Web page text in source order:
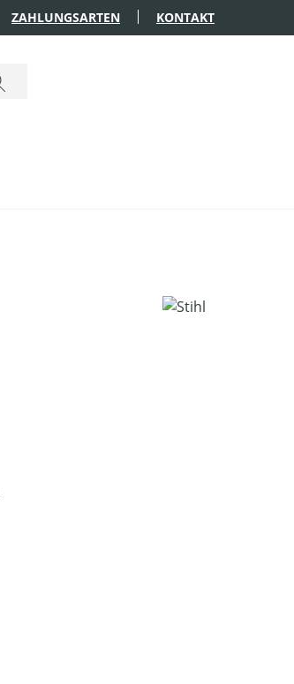
ZAHLUNGSARTEN KONTAKT